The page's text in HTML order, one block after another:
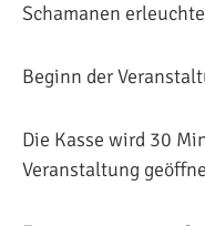
Schamanen
Beginn der
Die Kasse wird 30
Veranstaltung